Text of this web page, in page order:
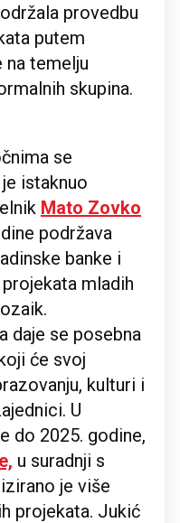
provedbu
putem
na temelju
skupina.
se
istaknuo
Mato Zovko
podržava
banke i
mladih
daje se posebna
će svoj
kulturi i
U
do 2025. godine,
u suradnji s
je više
projekata. Jukić